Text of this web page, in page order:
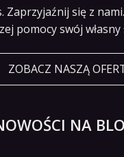
Zaprzyjaźnij się z
pomocy swój własny
ZOBACZ NASZĄ
NA